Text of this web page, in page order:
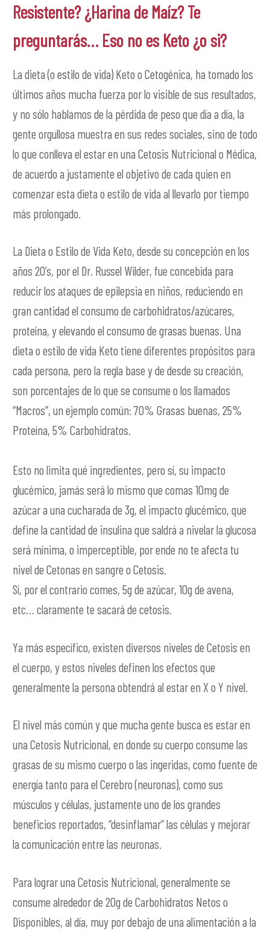
Resistente? ¿Harina de Maíz? Te
preguntarás… Eso no es Keto ¿o si?
La dieta (o estilo de vida) Keto o Cetogénica, ha tomado los
últimos años mucha fuerza por lo visible de sus resultados,
y no sólo hablamos de la pérdida de peso que día a día, la
gente orgullosa muestra en sus redes sociales, sino de todo
lo que conlleva el estar en una Cetosis Nutricional o Médica,
de acuerdo a justamente el objetivo de cada quien en
comenzar esta dieta o estilo de vida al llevarlo por tiempo
más prolongado.
La Dieta o Estilo de Vida Keto, desde su concepción en los
años 20’s, por el Dr. Russel Wilder, fue concebida para
reducir los ataques de epilepsia en niños, reduciendo en
gran cantidad el consumo de carbohidratos/azúcares,
proteína, y elevando el consumo de grasas buenas. Una
dieta o estilo de vida Keto tiene diferentes propósitos para
cada persona, pero la regla base y de desde su creación,
son porcentajes de lo que se consume o los llamados
“Macros”, un ejemplo común: 70% Grasas buenas, 25%
Proteína, 5% Carbohidratos.
Esto no limita qué ingredientes, pero sí, su impacto
glucémico, jamás será lo mismo que comas 10mg de
azúcar a una cucharada de 3g, el impacto glucémico, que
define la cantidad de insulina que saldrá a nivelar la glucosa
será mínima, o imperceptible, por ende no te afecta tu
nivel de Cetonas en sangre o Cetosis.
Sí, por el contrario comes, 5g de azúcar, 10g de avena,
etc… claramente te sacará de cetosis.
Ya más específico, existen diversos niveles de Cetosis en
el cuerpo, y estos niveles definen los efectos que
generalmente la persona obtendrá al estar en X o Y nivel.
El nivel más común y que mucha gente busca es estar en
una Cetosis Nutricional, en donde su cuerpo consume las
grasas de su mismo cuerpo o las ingeridas, como fuente de
energía tanto para el Cerebro (neuronas), como sus
músculos y células, justamente uno de los grandes
beneficios reportados, “desinflamar” las células y mejorar
la comunicación entre las neuronas.
Para lograr una Cetosis Nutricional, generalmente se
consume alrededor de 20g de Carbohidratos Netos o
Disponibles, al día, muy por debajo de una alimentación a la